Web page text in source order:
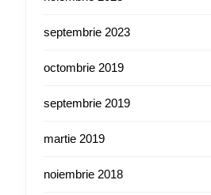
septembrie 2023
octombrie 2019
septembrie 2019
martie 2019
noiembrie 2018